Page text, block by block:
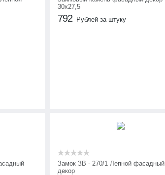
30х27,5
792 Рублей за штуку
Замок ЗВ - 270/1 Лепной фасадный
декор